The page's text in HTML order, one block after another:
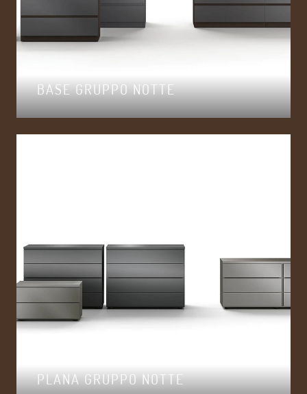
BASE GRUPPO NOTTE
PLANA GRUPPO NOTTE